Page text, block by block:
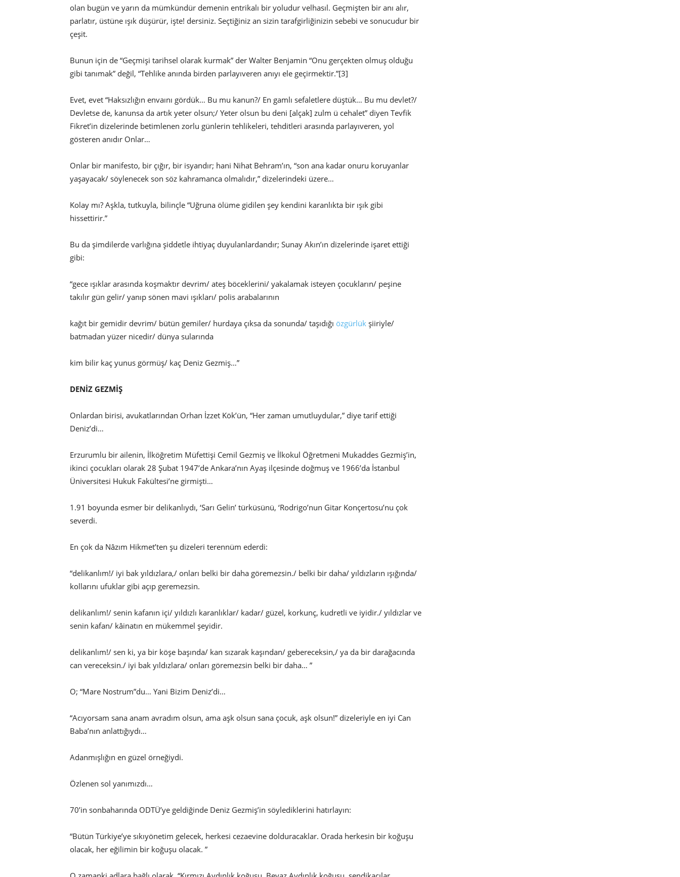
olan bugün ve yarın da mümkündür demenin entrikalı bir yoludur velhasıl. Geçmişten bir anı alır,
parlatır, üstüne ışık düşürür, işte! dersiniz. Seçtiğiniz an sizin tarafgirliğinizin sebebi ve sonucudur bir
çeşit.
Bunun için de “Geçmişi tarihsel olarak kurmak” der Walter Benjamin “Onu gerçekten olmuş olduğu
gibi tanımak” değil, “Tehlike anında birden parlayıveren anıyı ele geçirmektir.”[3]
Evet, evet “Haksızlığın envaını gördük… Bu mu kanun?/ En gamlı sefaletlere düştük… Bu mu devlet?/
Devletse de, kanunsa da artık yeter olsun;/ Yeter olsun bu deni [alçak] zulm ü cehalet” diyen Tevfik
Fikret’in dizelerinde betimlenen zorlu günlerin tehlikeleri, tehditleri arasında parlayıveren, yol
gösteren anıdır Onlar…
Onlar bir manifesto, bir çığır, bir isyandır; hani Nihat Behram’ın, “son ana kadar onuru koruyanlar
yaşayacak/ söylenecek son söz kahramanca olmalıdır,” dizelerindeki üzere…
Kolay mı? Aşkla, tutkuyla, bilinçle “Uğruna ölüme gidilen şey kendini karanlıkta bir ışık gibi
hissettirir.”
Bu da şimdilerde varlığına şiddetle ihtiyaç duyulanlardandır; Sunay Akın’ın dizelerinde işaret ettiği
gibi:
“gece ışıklar arasında koşmaktır devrim/ ateş böceklerini/ yakalamak isteyen çocukların/ peşine
takılır gün gelir/ yanıp sönen mavi ışıkları/ polis arabalarının
kağıt bir gemidir devrim/ bütün gemiler/ hurdaya çıksa da sonunda/ taşıdığı özgürlük şiiriyle/
batmadan yüzer nicedir/ dünya sularında
kim bilir kaç yunus görmüş/ kaç Deniz Gezmiş…”
DENİZ GEZMİŞ
Onlardan birisi, avukatlarından Orhan İzzet Kök’ün, “Her zaman umutluydular,” diye tarif ettiği
Deniz’di…
Erzurumlu bir ailenin, İlköğretim Müfettişi Cemil Gezmiş ve İlkokul Öğretmeni Mukaddes Gezmiş’in,
ikinci çocukları olarak 28 Şubat 1947’de Ankara’nın Ayaş ilçesinde doğmuş ve 1966’da İstanbul
Üniversitesi Hukuk Fakültesi’ne girmişti…
1.91 boyunda esmer bir delikanlıydı, ‘Sarı Gelin’ türküsünü, ‘Rodrigo’nun Gitar Konçertosu’nu çok
severdi.
En çok da Nâzım Hikmet’ten şu dizeleri terennüm ederdi:
“delikanlım!/ iyi bak yıldızlara,/ onları belki bir daha göremezsin./ belki bir daha/ yıldızların ışığında/
kollarını ufuklar gibi açıp geremezsin.
delikanlım!/ senin kafanın içi/ yıldızlı karanlıklar/ kadar/ güzel, korkunç, kudretli ve iyidir./ yıldızlar ve
senin kafan/ kâinatın en mükemmel şeyidir.
delikanlım!/ sen ki, ya bir köşe başında/ kan sızarak kaşından/ gebereceksin,/ ya da bir darağacında
can vereceksin./ iyi bak yıldızlara/ onları göremezsin belki bir daha… ”
O; “Mare Nostrum”du… Yani Bizim Deniz’di…
“Acıyorsam sana anam avradım olsun, ama aşk olsun sana çocuk, aşk olsun!” dizeleriyle en iyi Can
Baba’nın anlattığıydı…
Adanmışlığın en güzel örneğiydi.
Özlenen sol yanımızdı…
70’in sonbaharında ODTÜ’ye geldiğinde Deniz Gezmiş’in söylediklerini hatırlayın:
“Bütün Türkiye’ye sıkıyönetim gelecek, herkesi cezaevine dolduracaklar. Orada herkesin bir koğuşu
olacak, her eğilimin bir koğuşu olacak. ”